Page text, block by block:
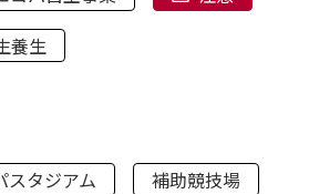
養生
スタジアム
補助競技場